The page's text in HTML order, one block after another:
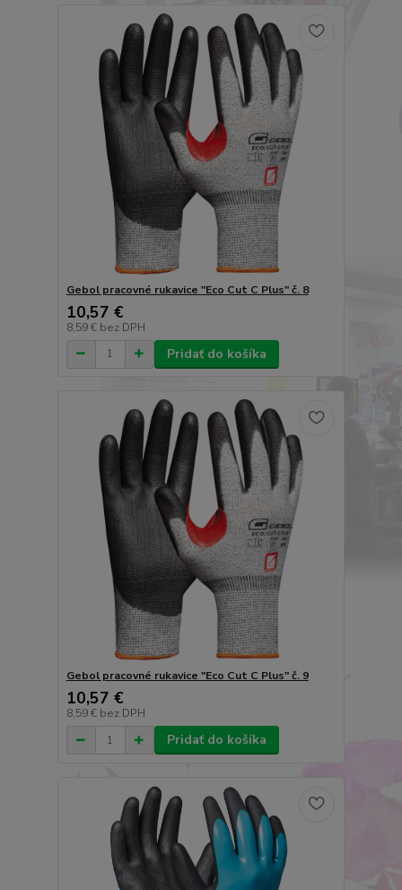
Gebol pracovné rukavice "Eco Cut C Plus" č. 8
10,57 €
8,59 € bez DPH
Pridať do košíka
Gebol pracovné rukavice "Eco Cut C Plus" č. 9
10,57 €
8,59 € bez DPH
Pridať do košíka